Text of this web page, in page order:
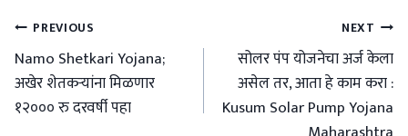
Post
navigation
PREVIOUS
Namo Shetkari Yojana;
अखेर शेतकऱ्यांना मिळणार
१२००० रु दरवर्षी पहा
NEXT
सोलर पंप योजनेचा अर्ज केला
असेल तर, आता हे काम करा :
Kusum Solar Pump Yojana